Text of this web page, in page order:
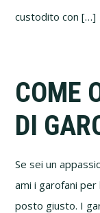
custodito con […]
COME
DI
Se sei un
ami i garofani
posto giusto. I